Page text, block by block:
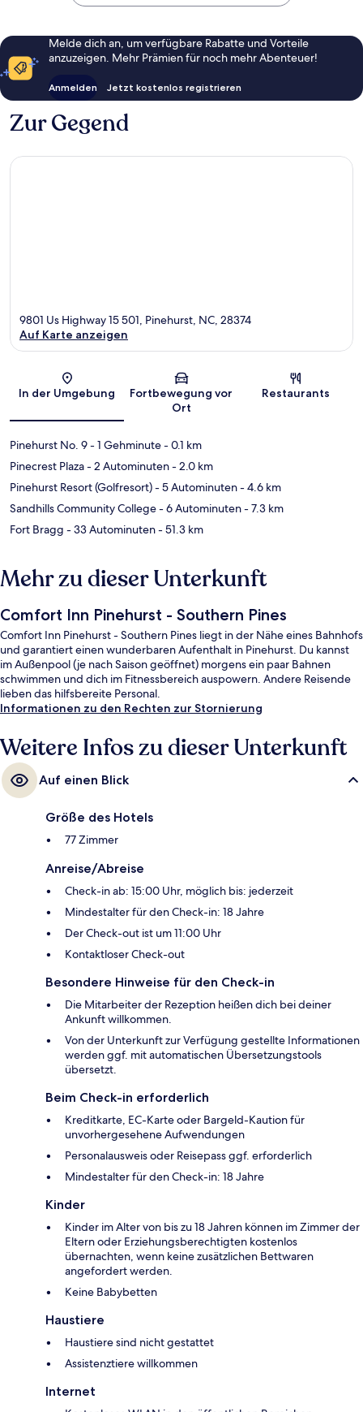
Melde dich an, um verfügbare Rabatte und Vorteile
anzuzeigen. Mehr Prämien für noch mehr Abenteuer!
Anmelden Jetzt kostenlos registrieren
Zur Gegend
Karte
9801 Us Highway 15 501, Pinehurst, NC, 28374
Auf Karte anzeigen
In der Umgebung
Fortbewegung vor
Ort
Restaurants
Pinehurst No. 9- 1 Gehminute- 0.1 km
Pinecrest Plaza- 2 Autominuten- 2.0 km
Pinehurst Resort (Golfresort)- 5 Autominuten- 4.6 km
Sandhills Community College- 6 Autominuten- 7.3 km
Fort Bragg - 33 Autominuten- 51.3 km
Mehr zu dieser Unterkunft
Comfort Inn Pinehurst - Southern Pines
Comfort Inn Pinehurst - Southern Pines liegt in der Nähe eines Bahnhofs
und garantiert einen wunderbaren Aufenthalt in Pinehurst. Du kannst
im Außenpool (je nach Saison geöffnet) morgens ein paar Bahnen
schwimmen und dich im Fitnessbereich auspowern. Andere Reisende
lieben das hilfsbereite Personal.
Informationen zu den Rechten zur Stornierung
Weitere Infos zu dieser Unterkunft
Auf einen Blick
Größe des Hotels
77 Zimmer
Anreise/Abreise
Check-in ab: 15:00 Uhr, möglich bis: jederzeit
Mindestalter für den Check-in: 18 Jahre
Der Check-out ist um 11:00 Uhr
Kontaktloser Check-out
Besondere Hinweise für den Check-in
Die Mitarbeiter der Rezeption heißen dich bei deiner
Ankunft willkommen.
Von der Unterkunft zur Verfügung gestellte Informationen
werden ggf. mit automatischen Übersetzungstools
übersetzt.
Beim Check-in erforderlich
Kreditkarte, EC-Karte oder Bargeld-Kaution für
unvorhergesehene Aufwendungen
Personalausweis oder Reisepass ggf. erforderlich
Mindestalter für den Check-in: 18 Jahre
Kinder
Kinder im Alter von bis zu 18 Jahren können im Zimmer der
Eltern oder Erziehungsberechtigten kostenlos
übernachten, wenn keine zusätzlichen Bettwaren
angefordert werden.
Keine Babybetten
Haustiere
Haustiere sind nicht gestattet
Assistenztiere willkommen
Internet